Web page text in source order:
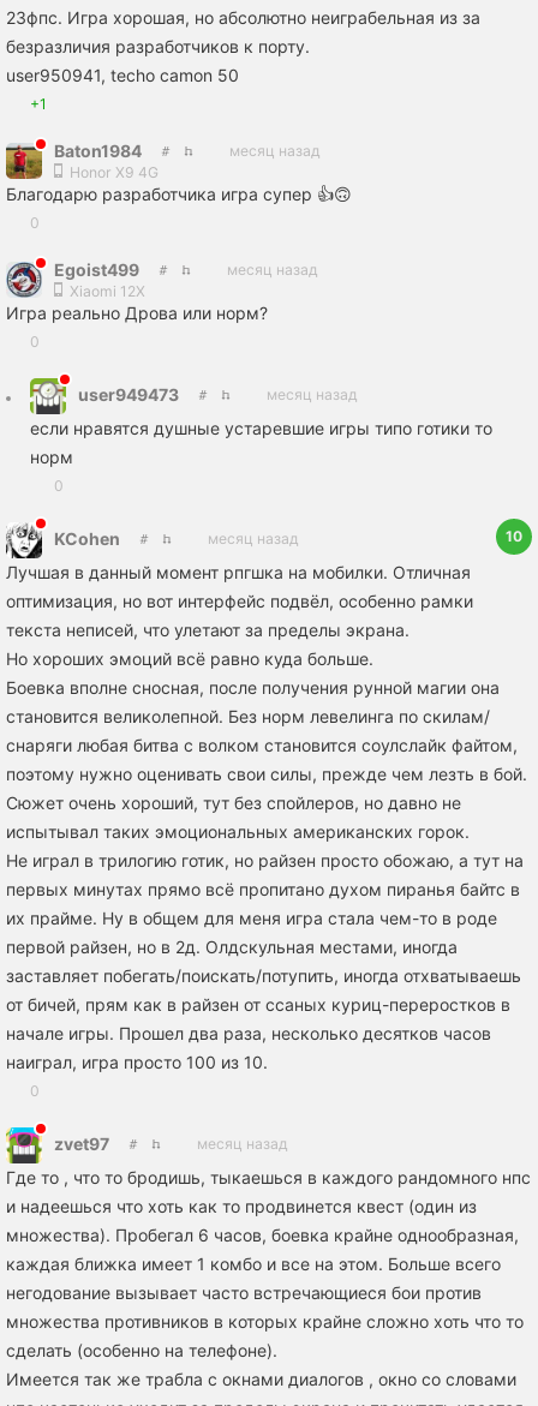
23фпс. Игра хорошая, но абсолютно неиграбельная из за
безразличия разработчиков к порту.
user950941, techo camon 50
+1
Baton1984
месяц назад
Honor X9 4G
Благодарю разработчика игра супер 👍🙃
0
Egoist499
месяц назад
Xiaomi 12X
Игра реально Дрова или норм?
0
user949473 месяц назад
если нравятся душные устаревшие игры типо готики то
норм
0
KCohen месяц назад 10
Лучшая в данный момент рпгшка на мобилки. Отличная
оптимизация, но вот интерфейс подвёл, особенно рамки
текста неписей, что улетают за пределы экрана.
Но хороших эмоций всё равно куда больше.
Боевка вполне сносная, после получения рунной магии она
становится великолепной. Без норм левелинга по скилам/
снаряги любая битва с волком становится соулслайк файтом,
поэтому нужно оценивать свои силы, прежде чем лезть в бой.
Сюжет очень хороший, тут без спойлеров, но давно не
испытывал таких эмоциональных американских горок.
Не играл в трилогию готик, но райзен просто обожаю, а тут на
первых минутах прямо всё пропитано духом пиранья байтс в
их прайме. Ну в общем для меня игра стала чем-то в роде
первой райзен, но в 2д. Олдскульная местами, иногда
заставляет побегать/поискать/потупить, иногда отхватываешь
от бичей, прям как в райзен от ссаных куриц-переростков в
начале игры. Прошел два раза, несколько десятков часов
наиграл, игра просто 100 из 10.
0
zvet97 месяц назад
Где то , что то бродишь, тыкаешься в каждого рандомного нпс
и надеешься что хоть как то продвинется квест (один из
множества). Пробегал 6 часов, боевка крайне однообразная,
каждая ближка имеет 1 комбо и все на этом. Больше всего
негодование вызывает часто встречающиеся бои против
множества противников в которых крайне сложно хоть что то
сделать (особенно на телефоне).
Имеется так же трабла с окнами диалогов , окно со словами